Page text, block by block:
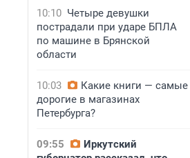
10:10 Четыре девушки
пострадали при ударе БПЛА
по машине в Брянской
области
10:03
Какие книги — самые
дорогие в магазинах
Петербурга?
09:55
Иркутский